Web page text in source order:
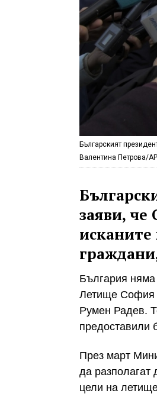
Българският
Валентина Петрова/
заяви, че
исканите
България няма
Летище София
Румен Радев.
предоставили
През март
да
цели на